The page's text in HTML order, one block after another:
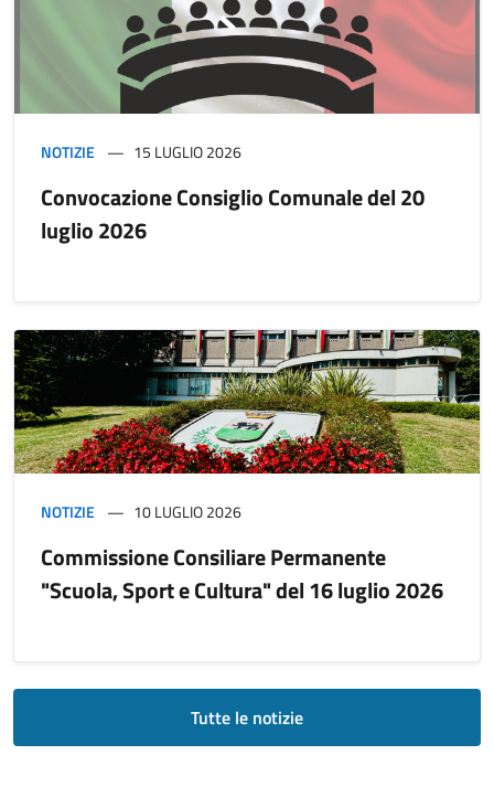
NOTIZIE 15 LUGLIO 2026
Convocazione Consiglio Comunale del 20
luglio 2026
NOTIZIE 10 LUGLIO 2026
Commissione Consiliare Permanente
"Scuola, Sport e Cultura" del 16 luglio 2026
Tutte le notizie